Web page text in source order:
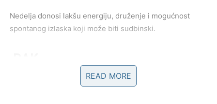
Nedelja donosi lakšu energiju, druženje i mogućnost
spontanog izlaska koji može biti sudbinski.
Emocije su pojačane. Subota ti donosi potrebu za
READ MORE